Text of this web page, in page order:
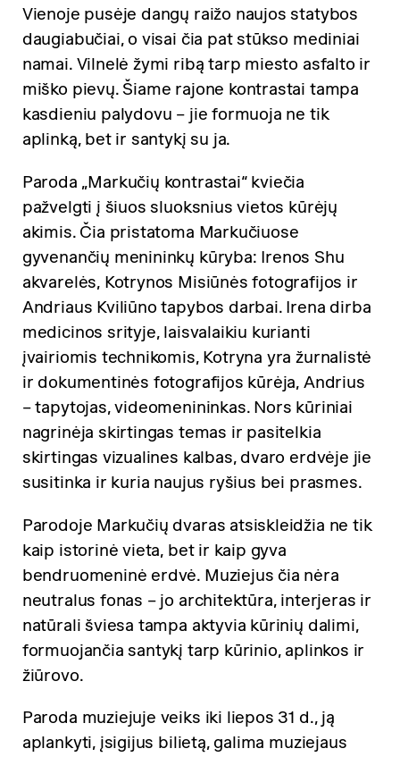
Vienoje pusėje dangų raižo naujos statybos
daugiabučiai, o visai čia pat stūkso mediniai
namai. Vilnelė žymi ribą tarp miesto asfalto ir
miško pievų. Šiame rajone kontrastai tampa
kasdieniu palydovu – jie formuoja ne tik
aplinką, bet ir santykį su ja.
Paroda „Markučių kontrastai“ kviečia
pažvelgti į šiuos sluoksnius vietos kūrėjų
akimis. Čia pristatoma Markučiuose
gyvenančių menininkų kūryba: Irenos Shu
akvarelės, Kotrynos Misiūnės fotografijos ir
Andriaus Kviliūno tapybos darbai. Irena dirba
medicinos srityje, laisvalaikiu kurianti
įvairiomis technikomis, Kotryna yra žurnalistė
ir dokumentinės fotografijos kūrėja, Andrius
– tapytojas, videomenininkas. Nors kūriniai
nagrinėja skirtingas temas ir pasitelkia
skirtingas vizualines kalbas, dvaro erdvėje jie
susitinka ir kuria naujus ryšius bei prasmes.
Parodoje Markučių dvaras atsiskleidžia ne tik
kaip istorinė vieta, bet ir kaip gyva
bendruomeninė erdvė. Muziejus čia nėra
neutralus fonas – jo architektūra, interjeras ir
natūrali šviesa tampa aktyvia kūrinių dalimi,
formuojančia santykį tarp kūrinio, aplinkos ir
žiūrovo.
Paroda muziejuje veiks iki liepos 31 d., ją
aplankyti, įsigijus bilietą, galima muziejaus